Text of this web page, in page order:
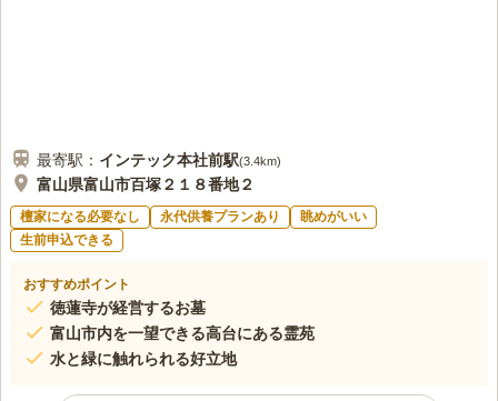
最寄駅： インテック本社前駅(3.4km)
富山県富山市百塚２１８番地２
檀家になる必要なし 永代供養プランあり
眺めがいい
生前申込できる
おすすめポイント
徳蓮寺が経営するお墓
富山市内を一望できる高台にある霊苑
水と緑に触れられる好立地